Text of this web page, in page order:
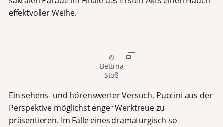
effektvoller Weihe.
©
Bettina
Stöß
Ein sehens- und hörenswerter Versuch, Puccini aus der
Perspektive möglichst enger Werktreue zu
präsentieren. Im Falle eines dramaturgisch so